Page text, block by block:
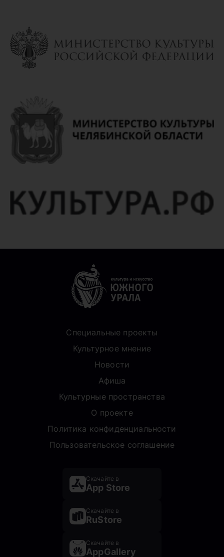
Специальные проекты
Культурное мнение
Новости
Афиша
Культурные пространства
О проекте
Политика конфиденциальности
Пользовательское соглашение
Скачайте в
App Store
Скачайте в
RuStore
Скачайте в
AppGallery